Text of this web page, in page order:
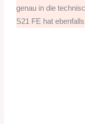
genau in die
S21 FE hat